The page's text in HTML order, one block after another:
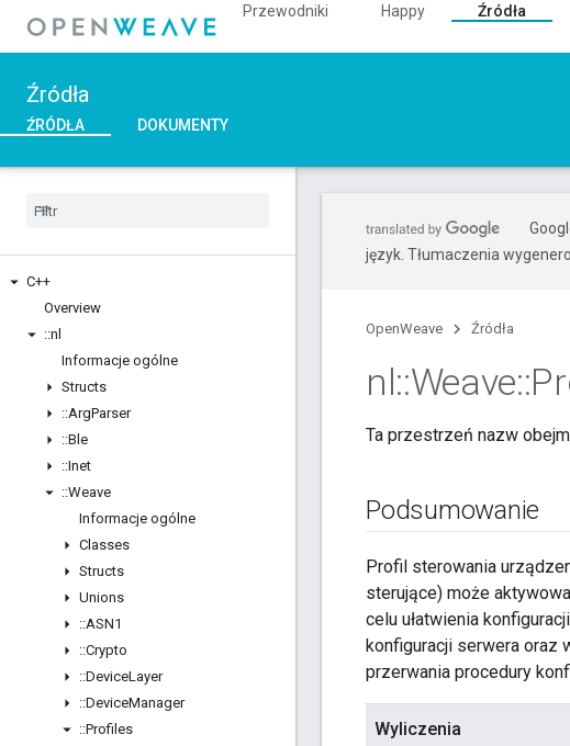
Przewodniki Happy Źródła
Źródła
ŹRÓDŁA DOKUMENTY
C++
Overview
::nl
Informacje ogólne
Structs
::ArgParser
::Ble
::Inet
::Weave
Informacje ogólne
Classes
Structs
Unions
::ASN1
::Crypto
::DeviceLayer
::DeviceManager
::Profiles
język. Tłumaczenia
OpenWeave Źródła
nl::Weave::
Ta przestrzeń nazw
Podsumowanie
Profil sterowania
sterujące) może
celu ułatwienia
konfiguracji serwera oraz
przerwania procedury
Wyliczenia